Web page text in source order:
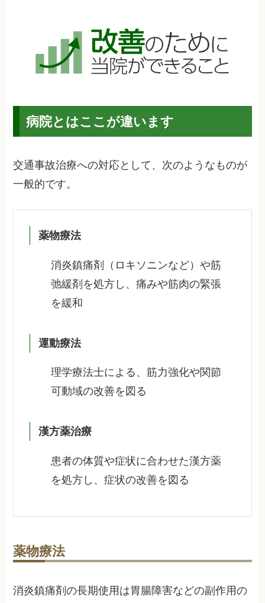
病院とはここが違います
交通事故治療への対応として、次のようなものが
一般的です。
薬物療法
消炎鎮痛剤（ロキソニンなど）や筋
弛緩剤を処方し、痛みや筋肉の緊張
を緩和
運動療法
理学療法士による、筋力強化や関節
可動域の改善を図る
漢方薬治療
患者の体質や症状に合わせた漢方薬
を処方し、症状の改善を図る
薬物療法
消炎鎮痛剤の長期使用は胃腸障害などの副作用の